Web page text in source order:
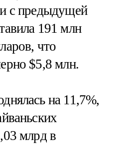
с предыдущей
191 млн
что
$5,8 млн.
на 11,7%,
млрд в